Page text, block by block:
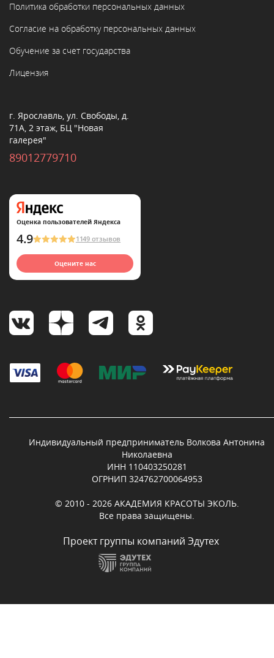
Политика обработки персональных данных
Согласие на обработку персональных данных
Обучение за счет государства
Лицензия
г. Ярославль, ул. Свободы, д.
71А, 2 этаж, БЦ "Новая
галерея"
89012779710
Оценка пользователей Яндекса
4.9 1149 отзывов
Оцените нас
Индивидуальный предприниматель Волкова Антонина
Николаевна
ИНН 110403250281
ОГРНИП 324762700064953
© 2010 - 2026 АКАДЕМИЯ КРАСОТЫ ЭКОЛЬ.
Все права защищены.
Проект группы компаний Эдутех